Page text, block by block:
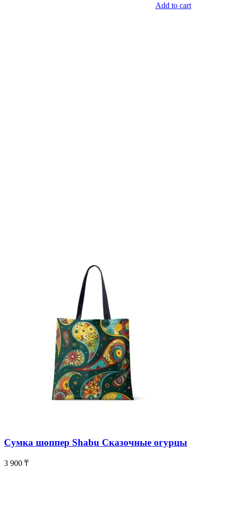
Add to cart
Сумка шоппер Shabu Сказочные огурцы
3 900 ₸